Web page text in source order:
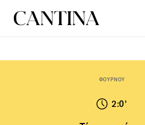
ΦΟΥΡΝΟΥ
2:0'